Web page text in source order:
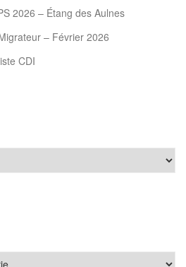
2026 – Étang des Aulnes
– Février 2026
CDI